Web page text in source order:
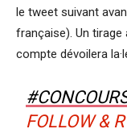
le tweet suivant
française). Un tirage
compte dévoilera
FOLLOW &